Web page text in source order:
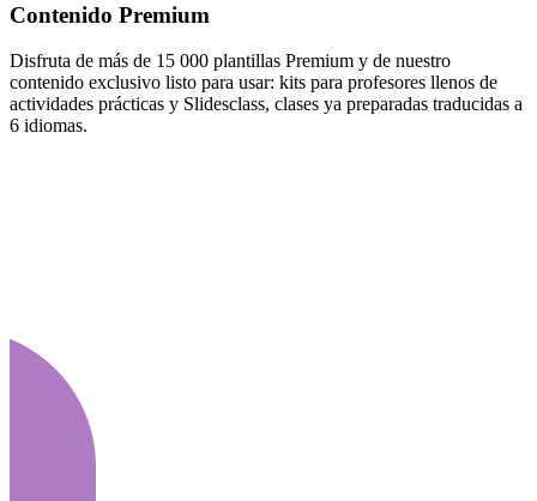
Contenido Premium
Disfruta de más de 15 000 plantillas Premium y de nuestro
contenido exclusivo listo para usar: kits para profesores llenos de
actividades prácticas y Slidesclass, clases ya preparadas traducidas a
6 idiomas.